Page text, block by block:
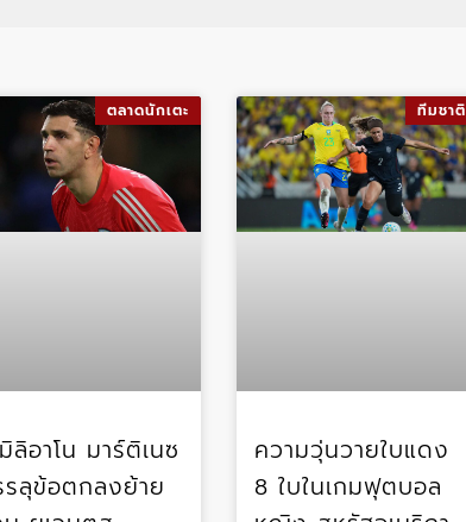
ตลาดนักเตะ
ลิอาโน มาร์ติเนซ
รลุข้อตกลงย้าย
ทีมชาติ
ความวุ่นวายใบแดง
8 ใบในเกมฟุตบอล